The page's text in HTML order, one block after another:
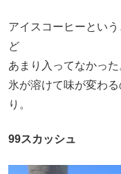
アイスコーヒーとい
ど
あまり入ってなかった
氷が溶けて味が変わ
り。
99スカッシュ